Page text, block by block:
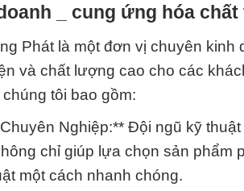
_ cung ứng hóa chất
Phát là một đơn vị chuyên
và chất lượng cao cho các
tôi bao gồm:
Nghiệp:** Đội ngũ kỹ
chỉ giúp lựa chọn sản
một cách nhanh chóng.